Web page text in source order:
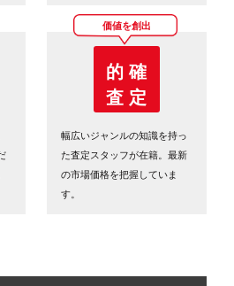
価値を創出
的 確
査 定
幅広いジャンルの知識を持っ
た査定スタッフが在籍。最新
の市場価格を把握していま
す。